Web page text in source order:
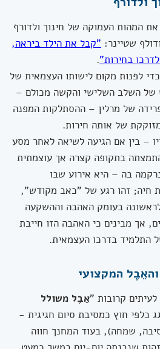
המהות העמוקה של חינוך ולדורף
שטיינר: "קבל את הילד ביראה,
בחירות".
לפנות מקום לישותו העצמאית של
של השלב השלישי והקשה מכולם –
של מרלין – ההסתלקות המפנה
של אותה חירות.
– בין אם הגיעה לשיאה לאחר מסע
בתקופה קצרה אך עוצמתית
בה – היא אירוע שבו
חיה; זהו רגע של "כאב מקודש",
בעומק האהבה וההשקעה
אך מבינים כי האהבה הזו חייבת
התלמיד בדרכו העצמאית.
המקצועי
קרובות "אֵבֶל משולל
כלפי חוץ כמסיבת סיום חגיגית -
שמחה), בעוד המחנך חווה